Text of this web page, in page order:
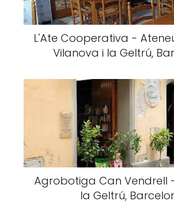
L'Ate Cooperativa -
Vilanova i la Geltrú,
Agrobotiga Can Vendrell
la Geltrú,